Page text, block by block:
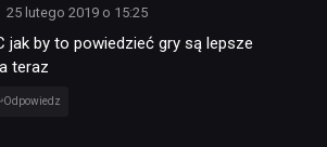
25 lutego 2019 o 15:25
jak by to powiedzieć gry są lepsze
teraz
Odpowiedz